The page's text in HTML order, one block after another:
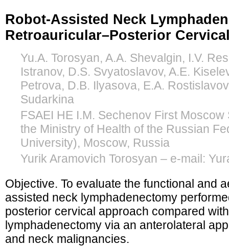
Robot-Assisted Neck
Retroauricular–Posterior
Yu.A. Torosyan, A.A. Shevalgin, I.V.
Istranov, D.S. Svyatoslavov, A.E.
Petrova, D.B. Ilyasova, E.A.
Sudarkina
FSAEI HE I.M. Sechenov First
the Ministry of Health of the Russian
University), Moscow, Russia
Yurik Aramovich Torosyan – e-mail:
Objective. To evaluate the functional and
assisted neck lymphadenectomy
posterior cervical approach compared
lymphadenectomy via an anterolateral
and neck malignancies.